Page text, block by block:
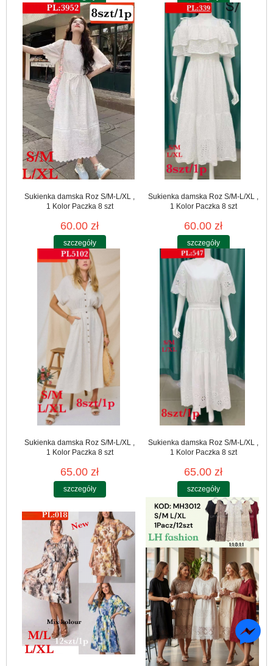
Sukienka damska Roz S/M-L/XL ,
1 Kolor Paczka 8 szt
60.00 zł
szczegóły
Sukienka damska Roz S/M-L/XL ,
1 Kolor Paczka 8 szt
60.00 zł
szczegóły
Sukienka damska Roz S/M-L/XL ,
1 Kolor Paczka 8 szt
65.00 zł
szczegóły
Sukienka damska Roz S/M-L/XL ,
1 Kolor Paczka 8 szt
65.00 zł
szczegóły